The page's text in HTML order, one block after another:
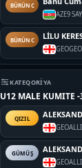
BÜRÜNC
AZE9
BÜRÜNC LİLU
GEO
KATEQORIYA
U12 MALE KUMITE -
QIZIL
GEO
GÜMÜŞ
GEO